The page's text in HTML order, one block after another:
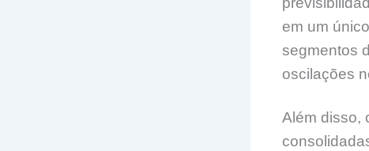
em um
segmentos
oscilações
Além disso,